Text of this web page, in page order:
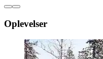
Oplevelser